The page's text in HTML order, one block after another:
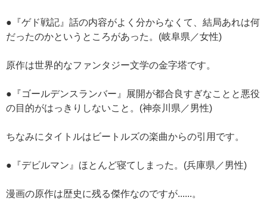
●『ゲド戦記』話の内容がよく分からなくて、結局あれは何
だったのかというところがあった。(岐阜県／女性)
原作は世界的なファンタジー文学の金字塔です。
●『ゴールデンスランバー』展開が都合良すぎなことと悪役
の目的がはっきりしないこと。(神奈川県／男性)
ちなみにタイトルはビートルズの楽曲からの引用です。
●『デビルマン』ほとんど寝てしまった。(兵庫県／男性)
漫画の原作は歴史に残る傑作なのですが......。